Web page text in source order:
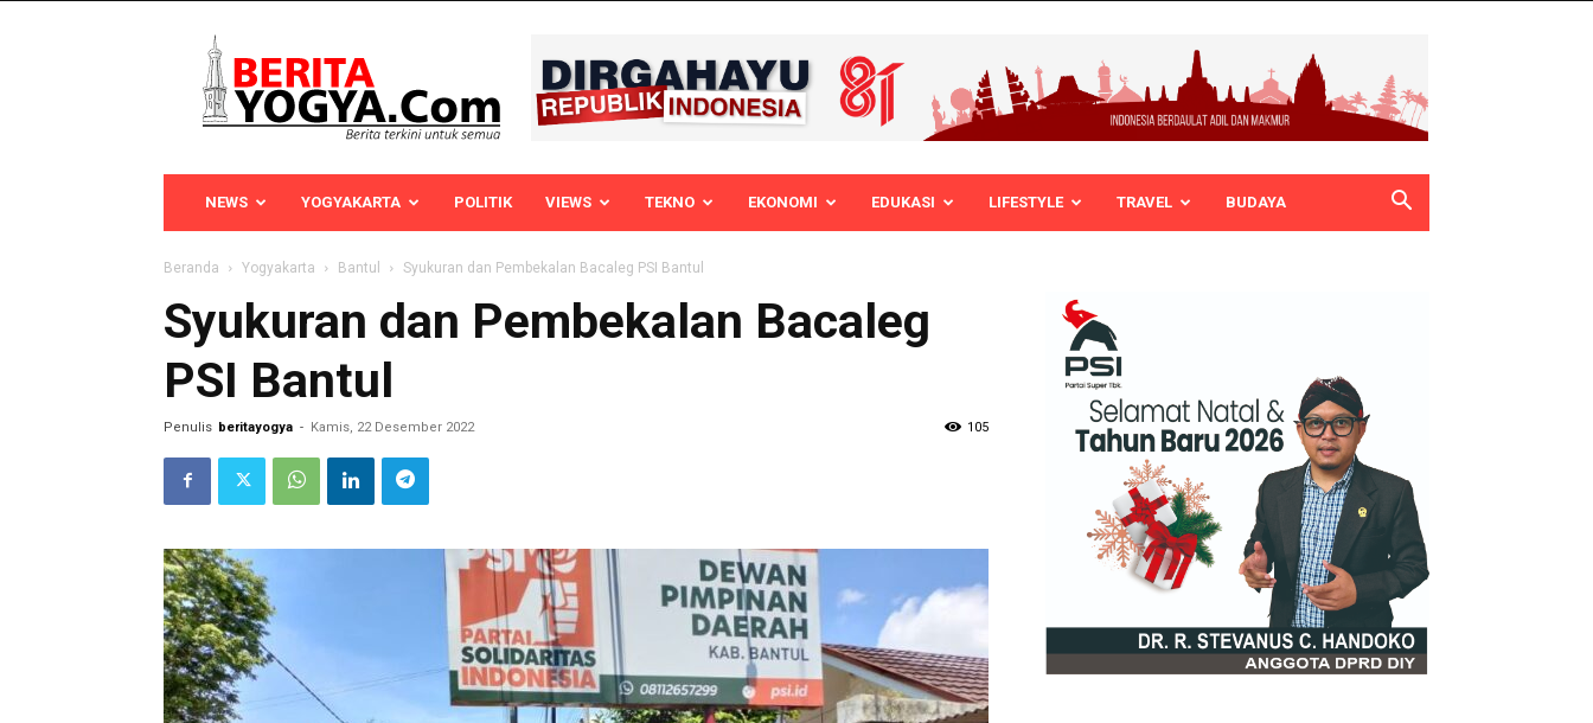
Yogya
NEWS YOGYAKARTA POLITIK VIEWS TEKNO EKONOMI EDUKASI LIFESTYLE TRAVEL BUDAYA
Beranda Yogyakarta Bantul Syukuran dan Pembekalan Bacaleg PSI Bantul
Syukuran dan Pembekalan Bacaleg
PSI Bantul
Penulis beritayogya - Kamis, 22 Desember 2022 105